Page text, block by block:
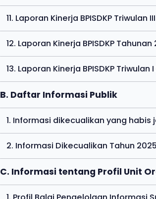
11. Laporan Kinerja BPISDKP Triwulan
12. Laporan Kinerja BPISDKP Tahunan
13. Laporan Kinerja BPISDKP Triwulan
B. Daftar Informasi Publik
1. Informasi dikecualikan yang
2. Informasi Dikecualikan Tahun
C. Informasi tentang Profil Unit